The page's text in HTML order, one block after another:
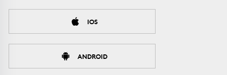
IOS
ANDROID